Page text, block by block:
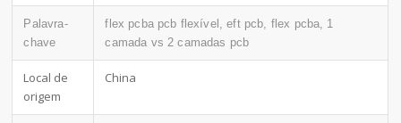
Palavra-
chave
flex pcba pcb flexível, eft pcb, flex pcba, 1
camada vs 2 camadas pcb
Local de
origem
China